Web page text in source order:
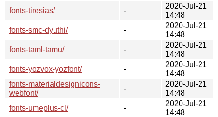
fonts-tiresias/
-
2020-Jul-21
14:48
fonts-smc-dyuthi/
-
2020-Jul-21
14:48
fonts-taml-tamu/
-
2020-Jul-21
14:48
fonts-yozvox-yozfont/
-
2020-Jul-21
14:48
fonts-materialdesignicons-
webfont/
-
2020-Jul-21
14:48
fonts-umeplus-cl/
-
2020-Jul-21
14:48